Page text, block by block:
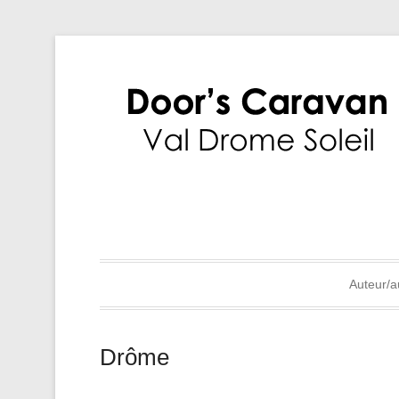
Auteur/
Drôme